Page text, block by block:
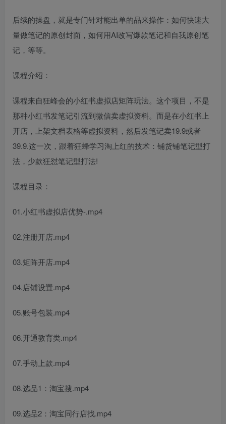
后续的操盘，就是专门针对能出单的品来操作：如何快速大
量做笔记的原创封面，如何用AI改写爆款笔记和自我原创笔
记，等等。
课程介绍：
课程来自狂峰会的小红书虚拟店矩阵玩法。这个项目，不是
那种小红书发笔记引流到微信卖虚拟资料。而是在小红书上
开店，上架文档表格等虚拟资料，然后发笔记卖19.9或者
39.9.这一次，跟着狂蜂学习淘上红的技术：铺货铺笔记型打
法，少款狂怼笔记型打法!
课程目录：
01.小红书虚拟店优势-.mp4
02.注册开店.mp4
03.矩阵开店.mp4
04.店铺设置.mp4
05.账号包装.mp4
06.开通教育类.mp4
07.手动上款.mp4
08.选品1：淘宝搜.mp4
09.选品2：淘宝同行店找.mp4